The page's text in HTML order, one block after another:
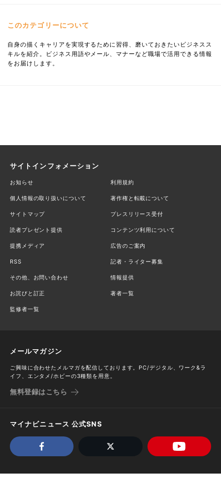
このカテゴリーについて
自身の描くキャリアを実現するために習得、磨いておきたいビジネスス
キルを紹介。ビジネス用語やメール、マナーなど職場で活用できる情報
をお届けします。
サイトインフォメーション
お知らせ 利用規約
個人情報の取り扱いについて 著作権と転載について
サイトマップ プレスリリース受付
読者プレゼント提供 コンテンツ利用について
提携メディア 広告のご案内
RSS 記者・ライター募集
その他、お問い合わせ 情報提供
お詫びと訂正 著者一覧
監修者一覧
メールマガジン
ご興味に合わせたメルマガを配信しております。PC/デジタル、ワーク&ラ
イフ、エンタメ/ホビーの3種類を用意。
無料登録はこちら
マイナビニュース 公式SNS